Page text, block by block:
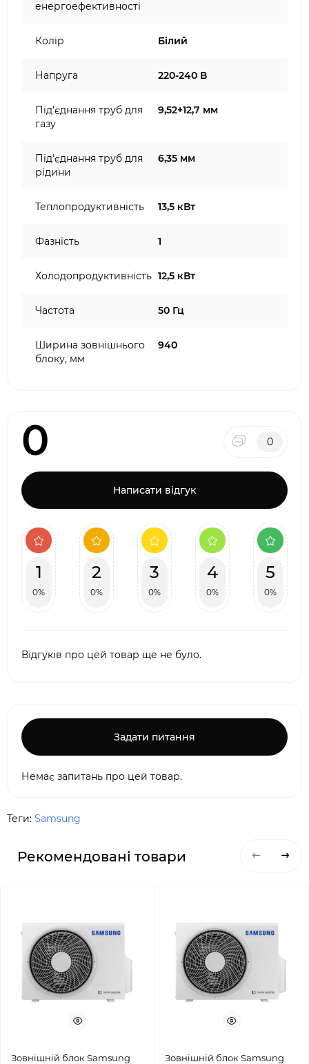
енергоефективності
Колір Білий
Напруга 220-240 В
Під'єднання труб для
газу
9,52+12,7 мм
Під'єднання труб для
рідини
6,35 мм
Теплопродуктивність 13,5 кВт
Фазність 1
Холодопродуктивність 12,5 кВт
Частота 50 Гц
Ширина зовнішнього
блоку, мм
940
0 0
Написати відгук
1
0%
2
0%
3
0%
4
0%
5
0%
Відгуків про цей товар ще не було.
Задати питання
Немає запитань про цей товар.
Теги: Samsung
Рекомендовані товари
Зовнішній блок Samsung
Зовнішній блок Samsung